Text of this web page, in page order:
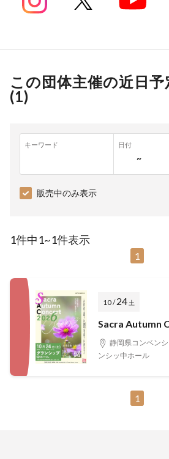
この団体主催の近日予
(1)
キーワード 日付
~
販売中のみ表示
1件中1~1件表示
1
10 /24 土
Sacra Autumn
静岡県コンベン
ンシッ中ホール
1